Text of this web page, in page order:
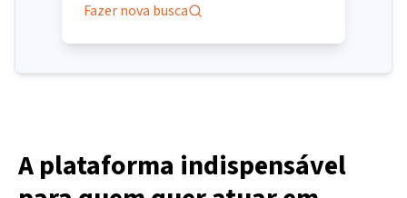
Fazer nova busca
A plataforma indispensável